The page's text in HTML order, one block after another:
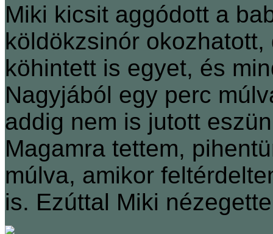
Miki kicsit aggódott a
köldökzsinór
köhintett is egyet, és
Nagyjából egy perc
addig nem is jutott
Magamra tettem,
múlva, amikor
is. Ezúttal Miki